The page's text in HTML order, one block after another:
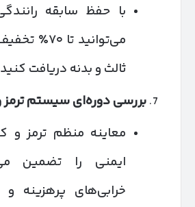
با حفظ سابقه
می‌توانید
ثالث و بدنه دریافت
بررسی دوره‌ای سیستم ترمز
معاینه منظم ترمز و
ایمنی را تضمین
خرابی‌های پرهزینه